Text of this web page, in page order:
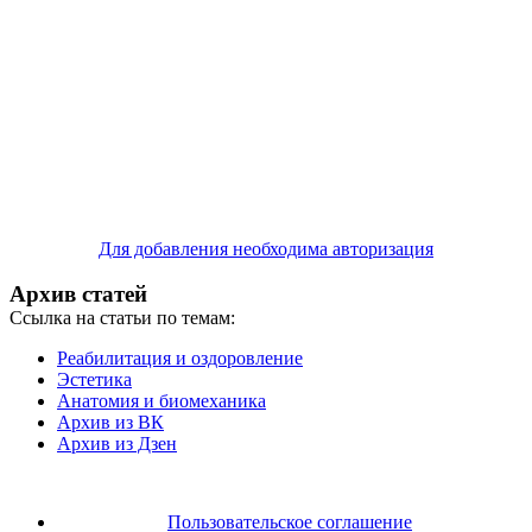
Для добавления необходима авторизация
Архив статей
Ссылка на статьи по темам:
Реабилитация и оздоровление
Эстетика
Анатомия и биомеханика
Архив из ВК
Архив из Дзен
Пользовательское соглашение